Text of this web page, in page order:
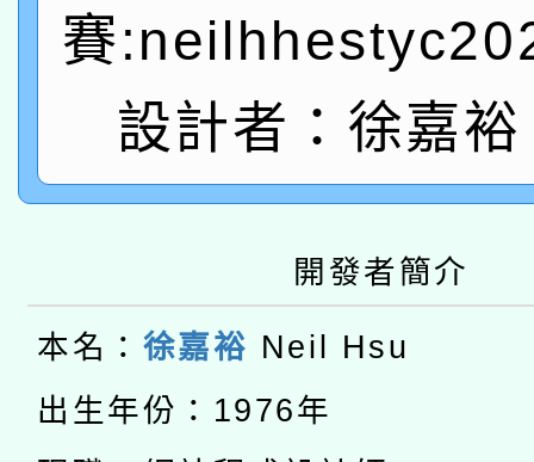
pilot」
有關大陸委員會函釋公
薪期間赴陸應申請許可
轉知經濟部水利署委託
業技術研究院辦理「
動」
115年8月22日(星期六
開 智慧啟航」
2026年桃園地景藝術
本校115學年度第2次
招甄選結果公告(無人
招)
適應運動共學行動站研
本館辦理115年度閱讀
賽
設計者：徐嘉
開發者簡介
本名： 徐嘉裕 Neil Hsu
出生年份：1976年